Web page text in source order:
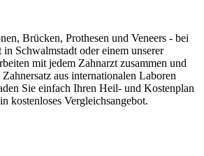
Brücken, Prothesen und Veneers - bei
in Schwalmstadt oder einem unserer
mit jedem Zahnarzt zusammen und
aus internationalen Laboren
Sie einfach Ihren Heil- und Kostenplan
kostenloses Vergleichsangebot.